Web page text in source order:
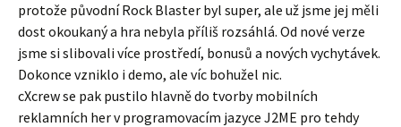
protože původní Rock Blaster byl super, ale už jsme jej měli
dost okoukaný a hra nebyla příliš rozsáhlá. Od nové verze
jsme si slibovali více prostředí, bonusů a nových vychytávek.
Dokonce vzniklo i demo, ale víc bohužel nic.
cXcrew se pak pustilo hlavně do tvorby mobilních
reklamních her v programovacím jazyce J2ME pro tehdy